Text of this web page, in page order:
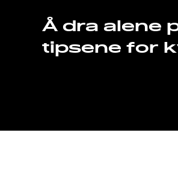
Å dra alene
tipsene for